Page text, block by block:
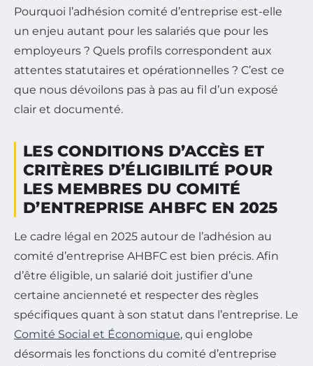
Pourquoi l’adhésion comité d’entreprise est-elle
un enjeu autant pour les salariés que pour les
employeurs ? Quels profils correspondent aux
attentes statutaires et opérationnelles ? C’est ce
que nous dévoilons pas à pas au fil d’un exposé
clair et documenté.
LES CONDITIONS D’ACCÈS ET
CRITÈRES D’ÉLIGIBILITÉ POUR
LES MEMBRES DU COMITÉ
D’ENTREPRISE AHBFC EN 2025
Le cadre légal en 2025 autour de l’adhésion au
comité d’entreprise AHBFC est bien précis. Afin
d’être éligible, un salarié doit justifier d’une
certaine ancienneté et respecter des règles
spécifiques quant à son statut dans l’entreprise. Le
Comité Social et Économique, qui englobe
désormais les fonctions du comité d’entreprise